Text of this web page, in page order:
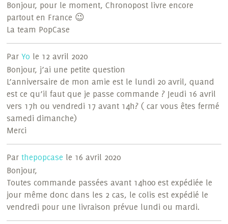
Bonjour, pour le moment, Chronopost livre encore
partout en France 😉
La team PopCase
ParYo le 12 avril 2020
Bonjour, j’ai une petite question
L’anniversaire de mon amie est le lundi 20 avril, quand
est ce qu’il faut que je passe commande ? Jeudi 16 avril
vers 17h ou vendredi 17 avant 14h? ( car vous êtes fermé
samedi dimanche)
Merci
Parthepopcase le 16 avril 2020
Bonjour,
Toutes commande passées avant 14h00 est expédiée le
jour même donc dans les 2 cas, le colis est expédié le
vendredi pour une livraison prévue lundi ou mardi.